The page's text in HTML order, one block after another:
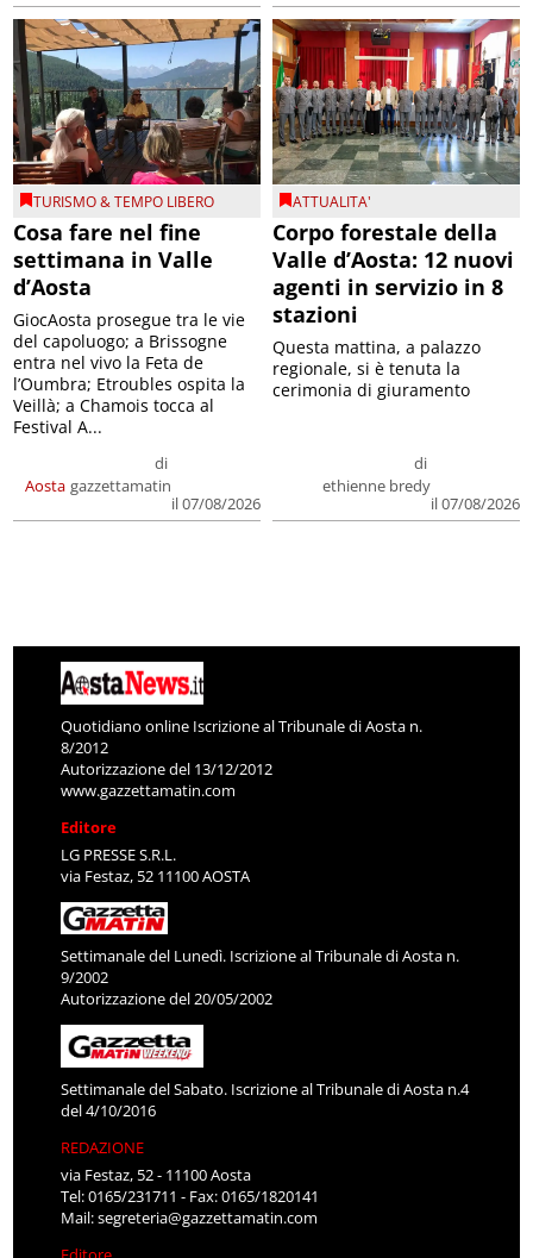
TURISMO & TEMPO LIBERO
Cosa fare nel fine
settimana in Valle
d’Aosta
Aosta
di
gazzettamatin
il 07/08/2026
GiocAosta prosegue tra le vie
del capoluogo; a Brissogne
entra nel vivo la Feta de
l’Oumbra; Etroubles ospita la
Veillà; a Chamois tocca al
Festival A...
ATTUALITA'
Corpo forestale della
Valle d’Aosta: 12 nuovi
agenti in servizio in 8
stazioni
di
ethienne bredy
il 07/08/2026
Questa mattina, a palazzo
regionale, si è tenuta la
cerimonia di giuramento
Quotidiano online Iscrizione al Tribunale di Aosta n.
8/2012
Autorizzazione del 13/12/2012
www.gazzettamatin.com
Editore
LG PRESSE S.R.L.
via Festaz, 52 11100 AOSTA
Settimanale del Lunedì. Iscrizione al Tribunale di Aosta n.
9/2002
Autorizzazione del 20/05/2002
Settimanale del Sabato. Iscrizione al Tribunale di Aosta n.4
del 4/10/2016
REDAZIONE
via Festaz, 52 - 11100 Aosta
Tel: 0165/231711 - Fax: 0165/1820141
Mail:segreteria@gazzettamatin.com